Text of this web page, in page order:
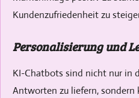
Kundenzufriedenheit zu
Personalisierung und
KI-Chatbots sind nicht nur in
Antworten zu liefern, sondern